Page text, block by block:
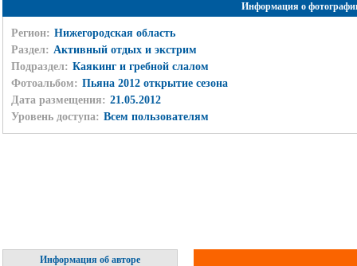
Информация о
Регион: Нижегородская область
Раздел: Активный отдых и экстрим
Подраздел: Каякинг и гребной слалом
Фотоальбом: Пьяна 2012 открытие сезона
Дата размещения: 21.05.2012
Уровень доступа: Всем пользователям
Информация об авторе